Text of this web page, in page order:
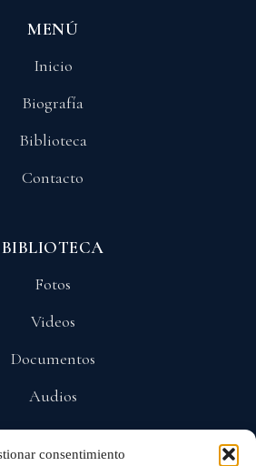
consentimiento
MENÚ
Inicio
Biografía
Biblioteca
Contacto
BIBLIOTECA
Fotos
Videos
Documentos
Audios